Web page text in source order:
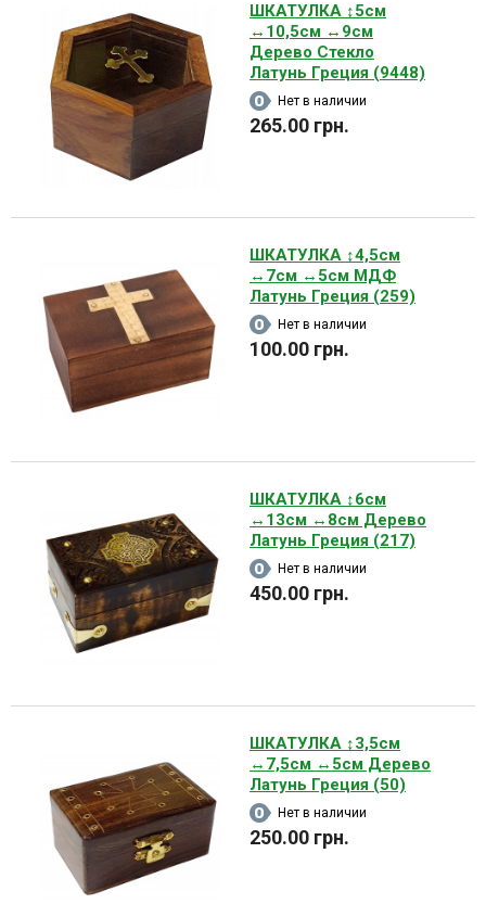
ШКАТУЛКА ↕5см
↔10,5см ↔9см
Дерево Стекло
Латунь Греция (9448)
Нет в наличии
265.00 грн.
ШКАТУЛКА ↕4,5см
↔7см ↔5см МДФ
Латунь Греция (259)
Нет в наличии
100.00 грн.
ШКАТУЛКА ↕6см
↔13см ↔8см Дерево
Латунь Греция (217)
Нет в наличии
450.00 грн.
ШКАТУЛКА ↕3,5см
↔7,5см ↔5см Дерево
Латунь Греция (50)
Нет в наличии
250.00 грн.